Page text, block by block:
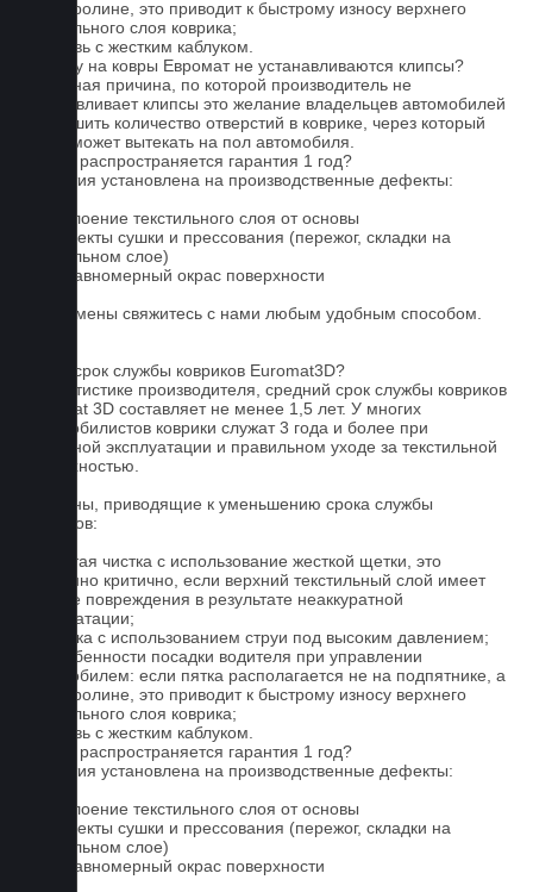
на ковролине, это приводит к быстрому износу верхнего
текстильного слоя коврика;
4. Обувь с жестким каблуком.
Почему на ковры Евромат не устанавливаются клипсы?
Основная причина, по которой производитель не
устанавливает клипсы это желание владельцев автомобилей
уменьшить количество отверстий в коврике, через который
влага может вытекать на пол автомобиля.
На что распространяется гарантия 1 год?
Гарантия установлена на производственные дефекты:
1. Отслоение текстильного слоя от основы
2. Дефекты сушки и прессования (пережог, складки на
текстильном слое)
3. Неравномерный окрас поверхности
Для замены свяжитесь с нами любым удобным способом.
Какой срок службы ковриков Euromat3D?
По статистике производителя, средний срок службы ковриков
Euromat 3D составляет не менее 1,5 лет. У многих
автомобилистов коврики служат 3 года и более при
бережной эксплуатации и правильном уходе за текстильной
поверхностью.
Причины, приводящие к уменьшению срока службы
ковриков:
1. Частая чистка с использование жесткой щетки, это
особенно критично, если верхний текстильный слой имеет
мелкие повреждения в результате неаккуратной
эксплуатации;
2. Мойка с использованием струи под высоким давлением;
3. Особенности посадки водителя при управлении
автомобилем: если пятка располагается не на подпятнике, а
на ковролине, это приводит к быстрому износу верхнего
текстильного слоя коврика;
4. Обувь с жестким каблуком.
На что распространяется гарантия 1 год?
Гарантия установлена на производственные дефекты:
1. Отслоение текстильного слоя от основы
2. Дефекты сушки и прессования (пережог, складки на
текстильном слое)
3. Неравномерный окрас поверхности